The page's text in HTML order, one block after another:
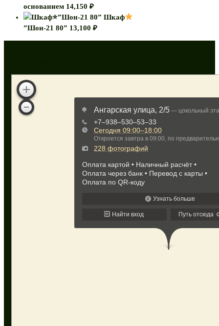
основанием 14,150 ₽
Шкаф
”Шон-21 80” 13,100 ₽